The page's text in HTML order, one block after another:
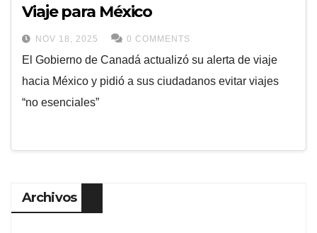
Viaje para México
NOV 18, 2025 0 COMMENTS
El Gobierno de Canadá actualizó su alerta de viaje
hacia México y pidió a sus ciudadanos evitar viajes
“no esenciales”
Archivos